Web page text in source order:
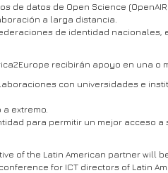
datos de Open Science
a larga distancia.
de identidad nacionales,
recibirán apoyo en una o
con universidades e
extremo.
para permitir un mejor acceso
the Latin American partner will be
for ICT directors of Latin